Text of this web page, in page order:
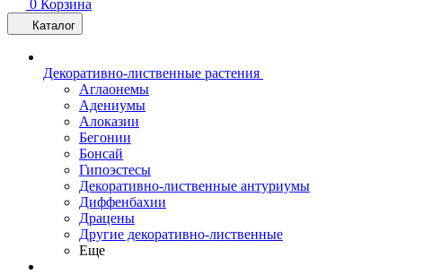
0 Корзина
Каталог
Декоративно-лиственные растения
Аглаонемы
Адениумы
Алоказии
Бегонии
Бонсай
Гипоэстесы
Декоративно-лиственные антуриумы
Диффенбахии
Драцены
Другие декоративно-лиственные
Еще